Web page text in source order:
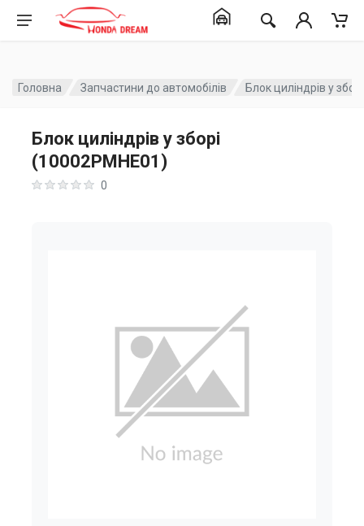
Головна Запчастини до автомобілів Блок циліндрів у
Блок циліндрів у зборі
(10002PMHE01)
0